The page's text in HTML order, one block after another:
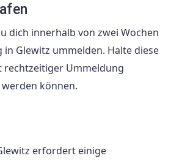
dich innerhalb von zwei Wochen
in Glewitz ummelden. Halte diese
rechtzeitiger Ummeldung
können.
erfordert einige